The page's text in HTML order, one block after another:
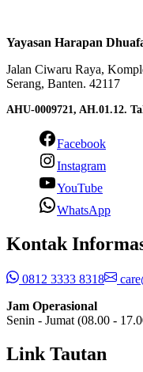
Yayasan Harapan
Jalan Ciwaru Raya,
Serang, Banten. 42117
AHU-0009721, AH.01.12.
Facebook
Instagram
YouTube
WhatsApp
Kontak
0812 3333 8318
Jam Operasional
Senin - Jumat (08.00 -
Link Tautan